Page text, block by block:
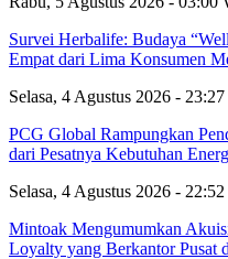
Survei Herbalife: Budaya
Empat dari Lima Konsumen
Selasa, 4 Agustus 2026 -
PCG Global Rampungkan
dari Pesatnya Kebutuhan
Selasa, 4 Agustus 2026 -
Mintoak Mengumumkan
Loyalty yang Berkantor Pusat